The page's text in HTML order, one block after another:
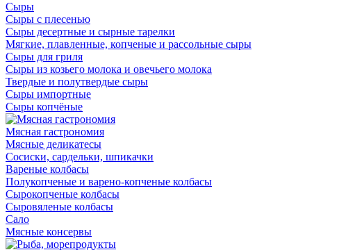
Сыры
Сыры с плесенью
Сыры десертные и сырные тарелки
Мягкие, плавленные, копченые и рассольные сыры
Сыры для гриля
Сыры из козьего молока и овечьего молока
Твердые и полутвердые сыры
Сыры импортные
Сыры копчёные
Мясная гастрономия
Мясные деликатесы
Сосиски, сардельки, шпикачки
Вареные колбасы
Полукопченые и варено-копченые колбасы
Сырокопченые колбасы
Сыровяленые колбасы
Сало
Мясные консервы